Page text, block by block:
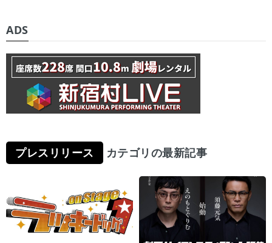
ADS
プレスリリース カテゴリの最新記事